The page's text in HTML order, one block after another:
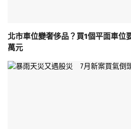
北市車位變奢侈品？買1個平面車
萬元